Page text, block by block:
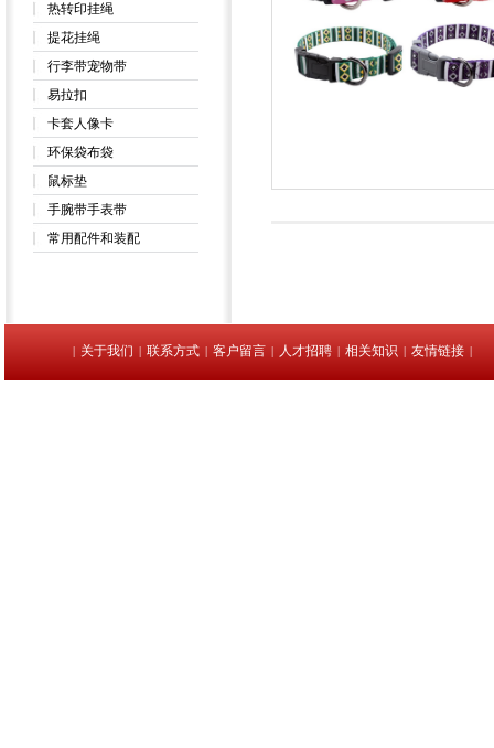
热转印挂绳
提花挂绳
行李带宠物带
易拉扣
卡套人像卡
环保袋布袋
鼠标垫
手腕带手表带
常用配件和装配
| 关于我们 | 联系方式 | 客户留言 | 人才招聘 | 相关知识 | 友情链接 |